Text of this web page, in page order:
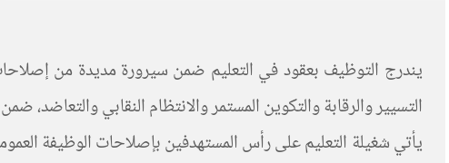
يندرج التوظيف بعقود في التعليم ضمن سيرورة مديدة من
التسيير والرقابة والتكوين المستمر والانتظام النقابي
يأتي شغيلة التعليم على رأس المستهدفين بإصلاحات الوظيفة